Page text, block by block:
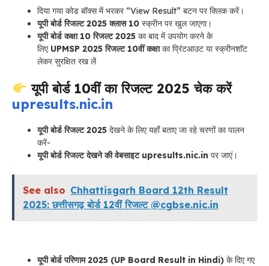
दिया गया कोड बॉक्स में भरकर “View Result” बटन पर क्लिक करें।
यूपी बोर्ड रिजल्ट 2025 क्लास 10 स्क्रीन पर खुल जाएगा।
यूपी बोर्ड कक्षा 10 रिजल्ट 2025 का बाद में उपयोग करने के
लिए UPMSP 2025 रिजल्ट 10वीं कक्षाका प्रिंटआउट या स्क्रीनशॉट
लेकर सुरक्षित रख लें
यूपी बोर्ड 10वीं का रिजल्ट 2025 चेक करें
upresults.nic.in
यूपी बोर्ड रिजल्ट 2025 देखने के लिए यहाँ बताए जा रहे चरणों का पालन
करें-
यूपी बोर्ड रिजल्ट देखने की वेबसाइट upresults.nic.in पर जाएं।
See also Chhattisgarh Board 12th Result
2025: छत्तीसगढ़ बोर्ड 12वीं रिजल्ट @cgbse.nic.in
यूपी बोर्ड परिणाम 2025 (UP Board Result in Hindi) के दिए गए